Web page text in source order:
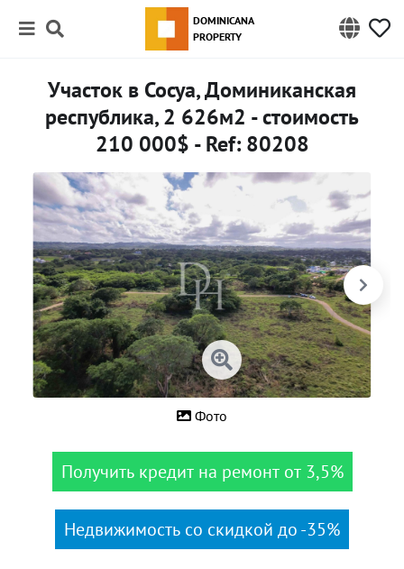
DOMINICANA
PROPERTY
Участок в Сосуа, Доминиканская
республика, 2 626м2 - стоимость
210 000$ - Ref: 80208
Фото
Получить кредит на ремонт от 3,5%
Недвижимость со скидкой до -35%